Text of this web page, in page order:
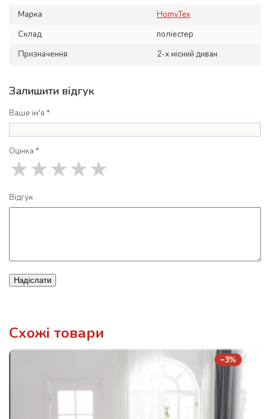
Марка
HomyTex
Склад
поліестер
Призначення
2-х місний диван
Залишити відгук
Ваше ім'я *
Оцінка *
★
★
★
★
★
Відгук
Надіслати
Схожі товари
−3%